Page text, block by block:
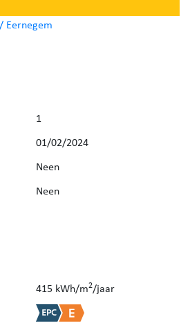
1
01/02/2024
Neen
Neen
415 kWh/m2/jaar